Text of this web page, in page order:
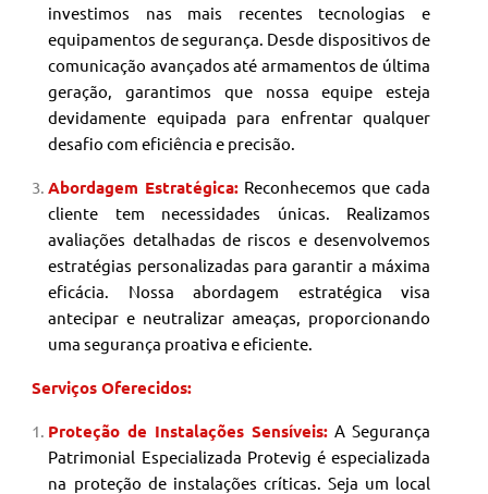
investimos nas mais recentes tecnologias e
equipamentos de segurança. Desde dispositivos de
comunicação avançados até armamentos de última
geração, garantimos que nossa equipe esteja
devidamente equipada para enfrentar qualquer
desafio com eficiência e precisão.
Abordagem Estratégica: Reconhecemos que cada
cliente tem necessidades únicas. Realizamos
avaliações detalhadas de riscos e desenvolvemos
estratégias personalizadas para garantir a máxima
eficácia. Nossa abordagem estratégica visa
antecipar e neutralizar ameaças, proporcionando
uma segurança proativa e eficiente.
Serviços Oferecidos:
Proteção de Instalações Sensíveis: A Segurança
Patrimonial Especializada Protevig é especializada
na proteção de instalações críticas. Seja um local